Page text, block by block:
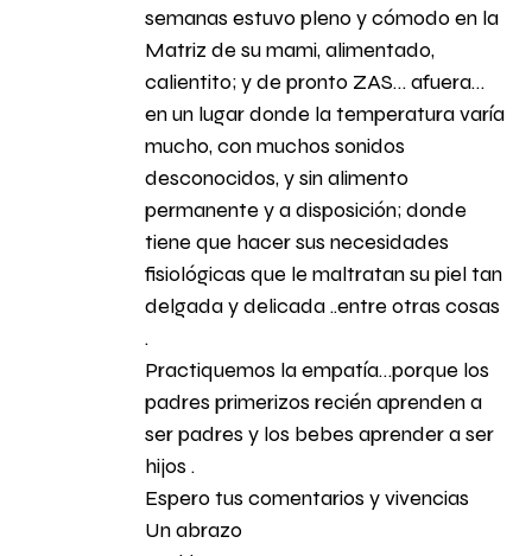
semanas estuvo pleno y cómodo en la
Matriz de su mami, alimentado,
calientito; y de pronto ZAS… afuera…
en un lugar donde la temperatura varía
mucho, con muchos sonidos
desconocidos, y sin alimento
permanente y a disposición; donde
tiene que hacer sus necesidades
fisiológicas que le maltratan su piel tan
delgada y delicada ..entre otras cosas
.
Practiquemos la empatía…porque los
padres primerizos recién aprenden a
ser padres y los bebes aprender a ser
hijos .
Espero tus comentarios y vivencias
Un abrazo